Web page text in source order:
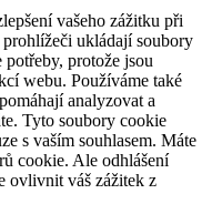
vašeho zážitku při
ukládají soubory
protože jsou
webu. Používáme také
analyzovat a
Tyto soubory cookie
s vaším souhlasem. Máte
cookie. Ale odhlášení
ovlivnit váš zážitek z